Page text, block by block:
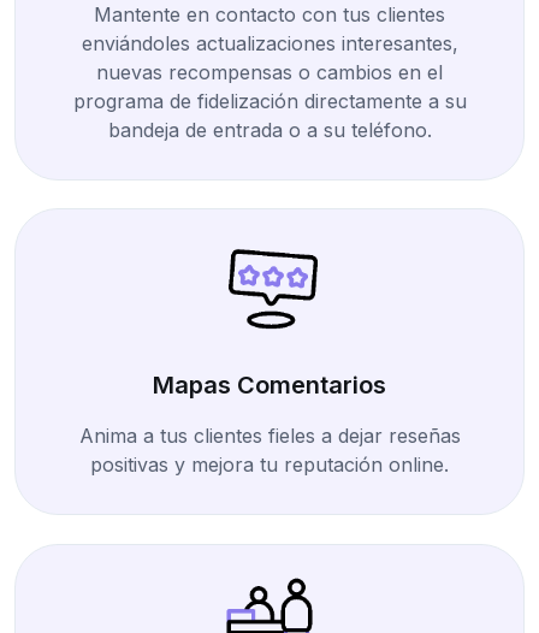
Mantente en contacto con tus clientes
enviándoles actualizaciones interesantes,
nuevas recompensas o cambios en el
programa de fidelización directamente a su
bandeja de entrada o a su teléfono.
Mapas Comentarios
Anima a tus clientes fieles a dejar reseñas
positivas y mejora tu reputación online.